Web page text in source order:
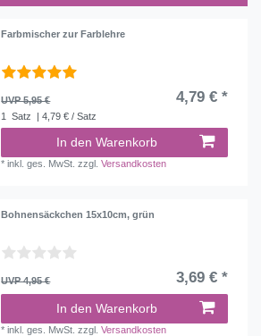
Farbmischer zur Farblehre
UVP 5,95 € 4,79 € *
1 Satz | 4,79 € / Satz
In den Warenkorb
*inkl. ges. MwSt. zzgl.Versandkosten
Bohnensäckchen 15x10cm, grün
UVP 4,95 € 3,69 € *
In den Warenkorb
*inkl. ges. MwSt. zzgl.Versandkosten